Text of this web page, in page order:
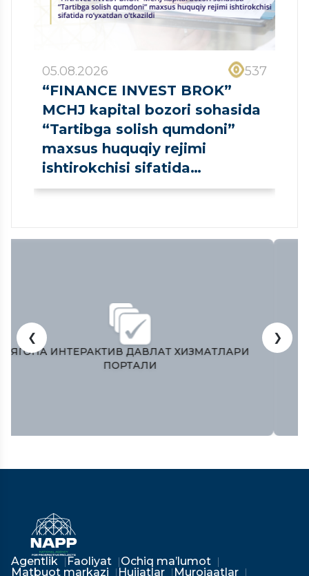
05.08.2026 537
“FINANCE INVEST BROK”
MCHJ kapital bozori sohasida
“Tartibga solish qumdoni”
maxsus huquqiy rejimi
ishtirokchisi sifatida
ro‘yxatdan o‘tkazildi
O’ZBEKISTON RESPUBLIKASI OLIY MAJLISI
QONUNCHILIK PALATASI
❮ ❯
Agentlik Faoliyat
Ochiq ma’lumot
Matbuot markazi
Hujjatlar Murojaatlar